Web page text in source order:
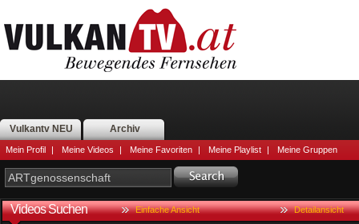
Vulkantv NEU Archiv
Mein Profil | Meine Videos | Meine Favoriten | Meine Playlist | Meine Gruppen
Videos Suchen Einfache Ansicht Detailansicht